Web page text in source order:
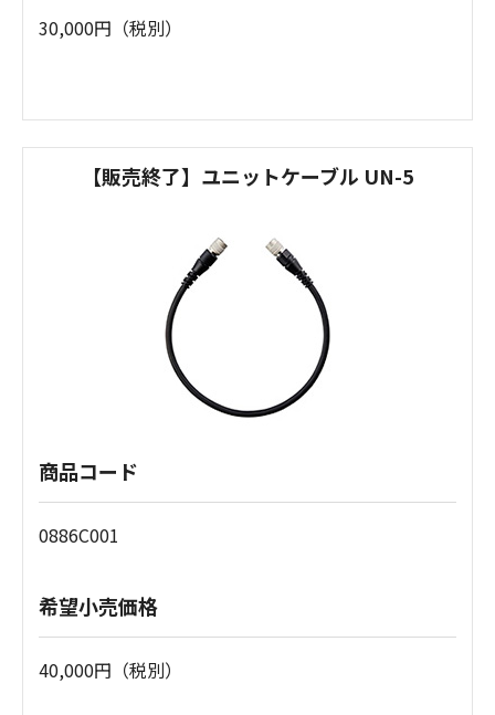
30,000円（税別）
【販売終了】ユニットケーブル UN-5
商品コード
0886C001
希望小売価格
40,000円（税別）